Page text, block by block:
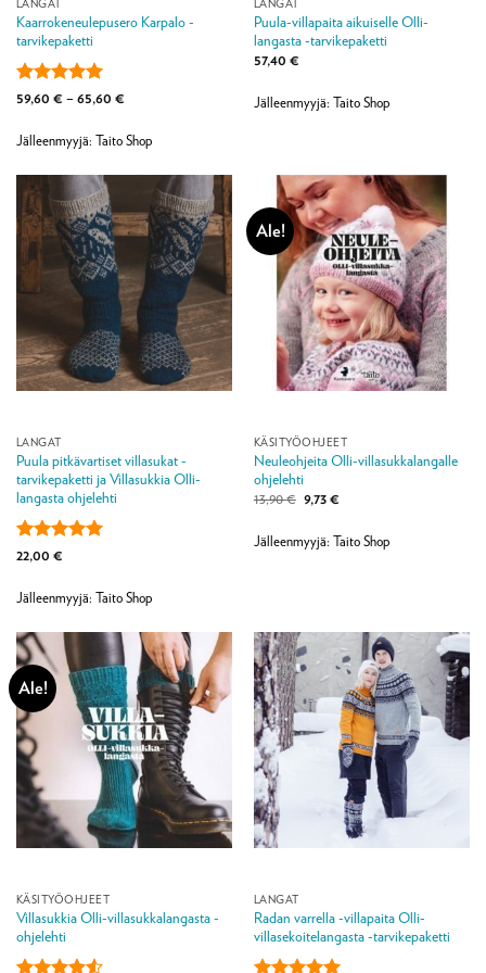
LANGAT
Kaarrokeneulepusero Karpalo -
tarvikepaketti
Arvostelu
/ 5
59,60 € – 65,60 €Hintaluokka:
65,60 €
Jälleenmyyjä: Taito Shop
LANGAT
Puula-villapaita aikuiselle Olli-
langasta -tarvikepaketti
57,40 €
Jälleenmyyjä: Taito Shop
LANGAT
Puula pitkävartiset villasukat -
tarvikepaketti ja Villasukkia Olli-
langasta ohjelehti
Arvostelu
/ 5
22,00 €
Jälleenmyyjä: Taito Shop
Ale!
KÄSITYÖOHJEET
Neuleohjeita Olli-villasukkalangalle
ohjelehti
13,90€ Alkuperäinen
hinta
13,90 €.
9,73€Nykyinen
9,73 €.
Jälleenmyyjä: Taito Shop
Ale!
KÄSITYÖOHJEET
Villasukkia Olli-villasukkalangasta -
ohjelehti
LANGAT
Radan varrella -villapaita Olli-
villasekoitelangasta -tarvikepaketti